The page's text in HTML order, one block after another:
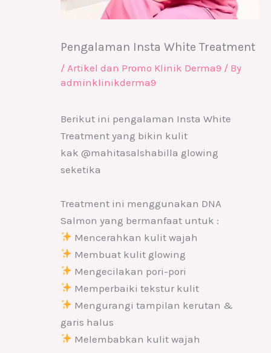
Pengalaman Insta White Treatment
/ Artikel dan Promo Klinik Derma9 / By
adminklinikderma9
Berikut ini pengalaman Insta White
Treatment yang bikin kulit
kak @mahitasalshabilla glowing
seketika
Treatment ini menggunakan DNA
Salmon yang bermanfaat untuk :
Mencerahkan kulit wajah
Membuat kulit glowing
Mengecilakan pori-pori
Memperbaiki tekstur kulit
Mengurangi tampilan kerutan &
garis halus
Melembabkan kulit wajah